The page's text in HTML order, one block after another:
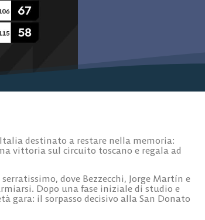
destinato a restare nella memoria:
vittoria sul circuito toscano e regala ad
dove Bezzecchi, Jorge Martín e
Dopo una fase iniziale di studio e
gara: il sorpasso decisivo alla San Donato